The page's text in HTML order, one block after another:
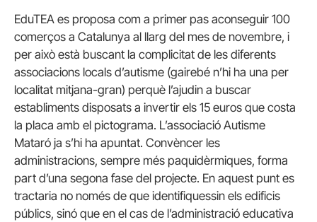
EduTEA es proposa com a primer pas aconseguir 100
comerços a Catalunya al llarg del mes de novembre, i
per això està buscant la complicitat de les diferents
associacions locals d’autisme (gairebé n’hi ha una per
localitat mitjana-gran) perquè l’ajudin a buscar
establiments disposats a invertir els 15 euros que costa
la placa amb el pictograma. L’associació Autisme
Mataró ja s’hi ha apuntat. Convèncer les
administracions, sempre més paquidèrmiques, forma
part d’una segona fase del projecte. En aquest punt es
tractaria no només de que identifiquessin els edificis
públics, sinó que en el cas de l’administració educativa